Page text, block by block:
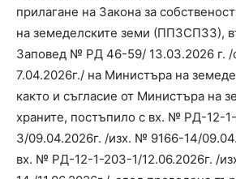
прилагане на Закона за
на земеделските земи (ППЗСПЗЗ),
Заповед № РД 46-59/ 13.03.2026 г.
7.04.2026г./ на Министъра на
както и съгласие от Министъра на
храните, постъпило с вх. № РД-12-
3/09.04.2026г. /изх. № 9166-14/
вх. № РД-12-1-203-1/12.06.2026г. /